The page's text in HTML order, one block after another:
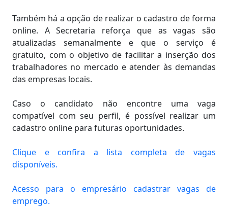
Também há a opção de realizar o cadastro de forma
online. A Secretaria reforça que as vagas são
atualizadas semanalmente e que o serviço é
gratuito, com o objetivo de facilitar a inserção dos
trabalhadores no mercado e atender às demandas
das empresas locais.
Caso o candidato não encontre uma vaga
compatível com seu perfil, é possível realizar um
cadastro online para futuras oportunidades.
Clique e confira a lista completa de vagas
disponíveis.
Acesso para o empresário cadastrar vagas de
emprego.